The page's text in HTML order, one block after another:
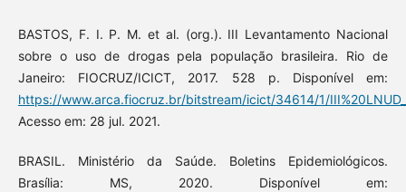
BASTOS, F. I. P. M. et al. (org.). III Levantamento Nacional
sobre o uso de drogas pela população brasileira. Rio de
Janeiro: FIOCRUZ/ICICT, 2017. 528 p. Disponível em:
https://www.arca.fiocruz.br/bitstream/icict/34614/1/
Acesso em: 28 jul. 2021.
BRASIL. Ministério da Saúde. Boletins Epidemiológicos.
Brasília: MS, 2020. Disponível em: